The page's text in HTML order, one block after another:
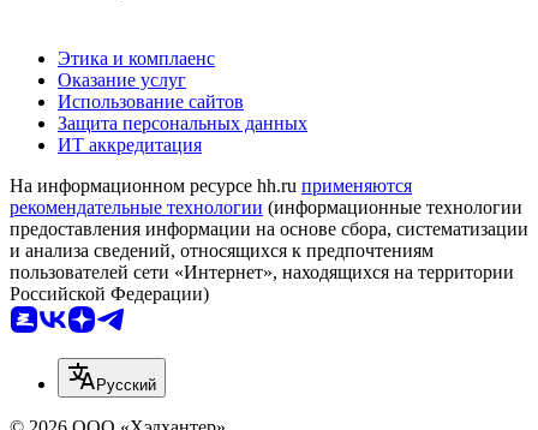
Этика и комплаенс
Оказание услуг
Использование сайтов
Защита персональных данных
ИТ аккредитация
На информационном ресурсе hh.ru применяются
рекомендательные технологии (информационные технологии
предоставления информации на основе сбора, систематизации
и анализа сведений, относящихся к предпочтениям
пользователей сети «Интернет», находящихся на территории
Российской Федерации)
Русский